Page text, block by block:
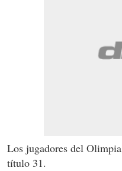
Los jugadores del
título 31.